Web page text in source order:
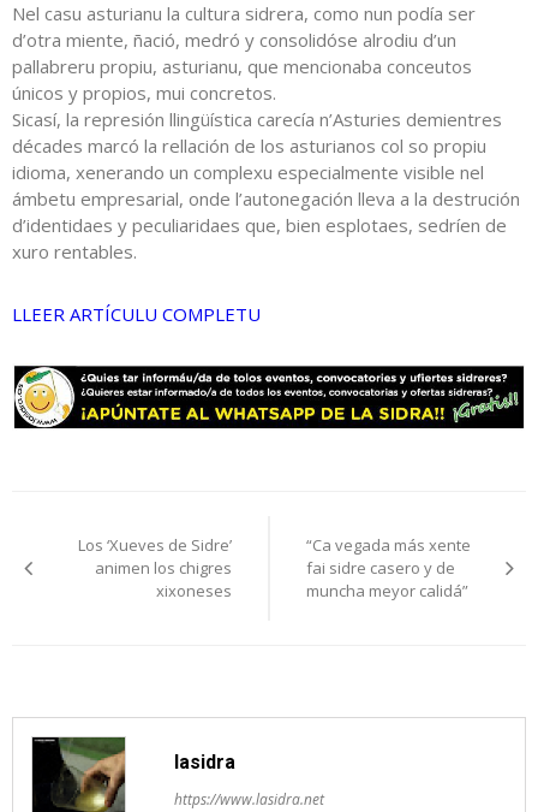
Nel casu asturianu la cultura sidrera, como nun podía ser
d’otra miente, ñació, medró y consolidóse alrodiu d’un
pallabreru propiu, asturianu, que mencionaba conceutos
únicos y propios, mui concretos.
Sicasí, la represión llingüística carecía n’Asturies demientres
décades marcó la rellación de los asturianos col so propiu
idioma, xenerando un complexu especialmente visible nel
ámbetu empresarial, onde l’autonegación lleva a la destrución
d’identidaes y peculiaridaes que, bien esplotaes, sedríen de
xuro rentables.
LLEER ARTÍCULU COMPLETU
pelosLos ‘Xueves de Sidre’
animen los chigres
xixoneses
“Ca vegada más xente
fai sidre casero y de
muncha meyor calidá”
lasidra
https://www.lasidra.net